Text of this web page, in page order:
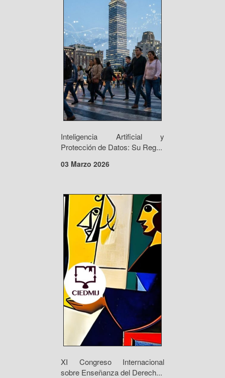
Inteligencia Artificial y
Protección de Datos: Su Reg...
03 Marzo 2026
XI Congreso Internacional
sobre Enseñanza del Derech...